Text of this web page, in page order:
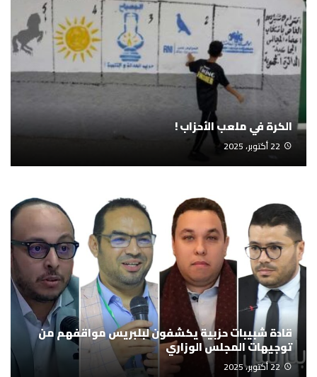
الكرة في ملعب الأحزاب !
22 أكتوبر، 2025
قادة شبيبات حزبية يكشفون لبلبريس مواقفهم من
توجيهات المجلس الوزاري
22 أكتوبر، 2025